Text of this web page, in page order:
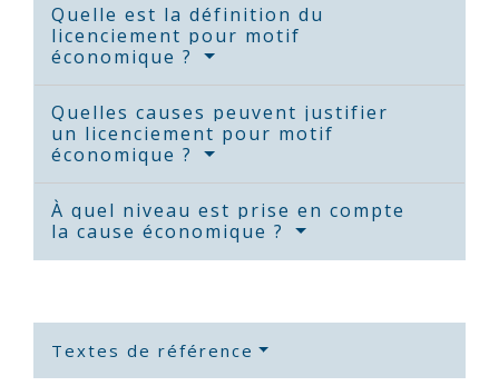
Quelle est la définition du
licenciement pour motif
économique ?
Quelles causes peuvent justifier
un licenciement pour motif
économique ?
À quel niveau est prise en compte
la cause économique ?
Textes de référence